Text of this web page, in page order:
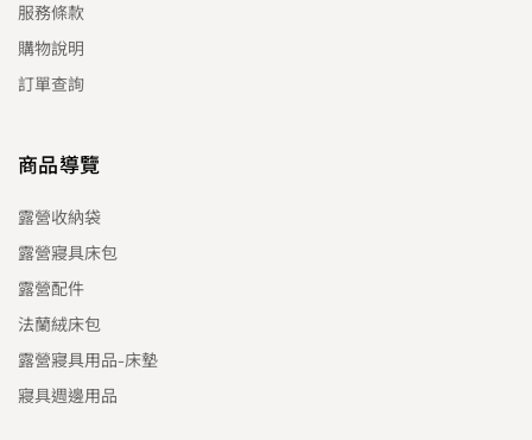
服務條款
購物說明
訂單查詢
商品導覽
露營收納袋
露營寢具床包
露營配件
法蘭絨床包
露營寢具用品-床墊
寢具週邊用品